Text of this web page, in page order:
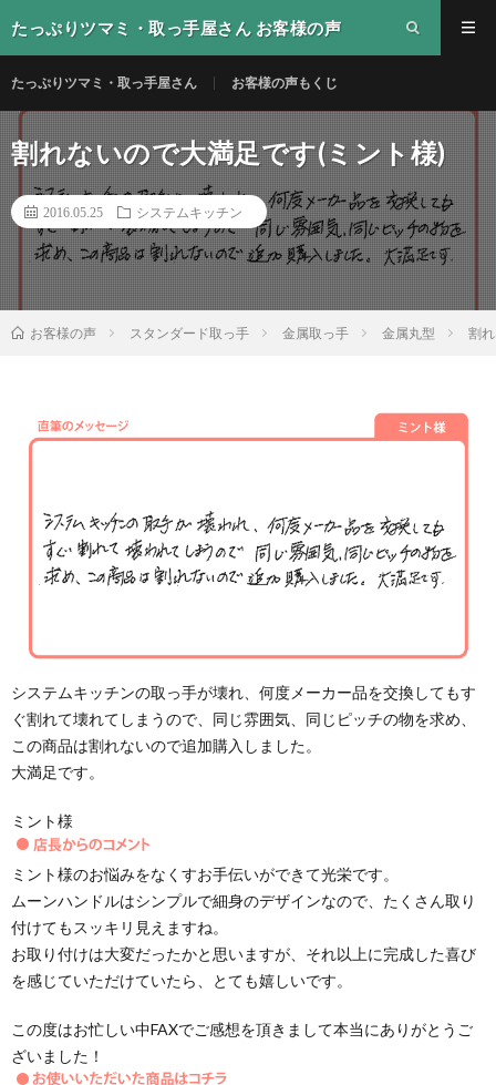
たっぷりツマミ・取っ手屋さん お客様の声
たっぷりツマミ・取っ手屋さん お客様の声もくじ
割れないので大満足です(ミント様)
2016.05.25 システムキッチン
お客様の声 スタンダード取っ手 金属取っ手 金属丸型 割
システムキッチンの取っ手が壊れ、何度メーカー品を交換してもす
ぐ割れて壊れてしまうので、同じ雰囲気、同じピッチの物を求め、
この商品は割れないので追加購入しました。
大満足です。
ミント様
ミント様のお悩みをなくすお手伝いができて光栄です。
ムーンハンドルはシンプルで細身のデザインなので、たくさん取り
付けてもスッキリ見えますね。
お取り付けは大変だったかと思いますが、それ以上に完成した喜び
を感じていただけていたら、とても嬉しいです。
この度はお忙しい中FAXでご感想を頂きまして本当にありがとうご
ざいました！